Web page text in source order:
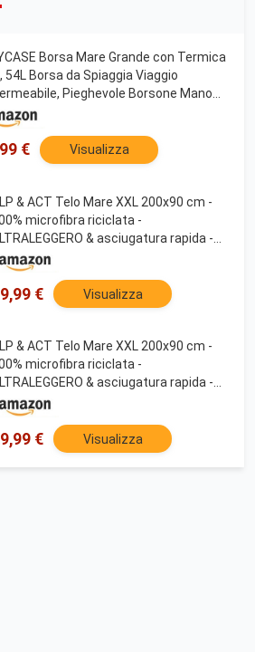
Borsa Mare Grande con Termica
54L Borsa da Spiaggia Viaggio
Pieghevole Borsone Mano
Bag Multitasche, Borse per
da Nuoto
Shopping/Palestra/Vacanze
€ Visualizza
& ACT Telo Mare XXL 200x90 cm -
microfibra riciclata -
& asciugatura rapida -
grande per vacanza,
e piscina - Telo bagno - rosa
€ Visualizza
& ACT Telo Mare XXL 200x90 cm -
microfibra riciclata -
& asciugatura rapida -
grande per vacanza,
e piscina - Telo bagno - rosa
€ Visualizza